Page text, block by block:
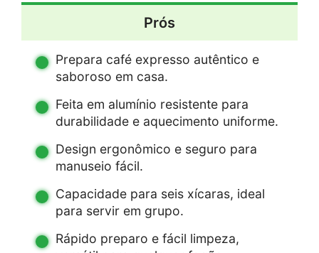
Prós
Prepara café expresso autêntico e
saboroso em casa.
Feita em alumínio resistente para
durabilidade e aquecimento uniforme.
Design ergonômico e seguro para
manuseio fácil.
Capacidade para seis xícaras, ideal
para servir em grupo.
Rápido preparo e fácil limpeza,